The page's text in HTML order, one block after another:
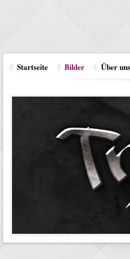
Startseite Bilder Über uns